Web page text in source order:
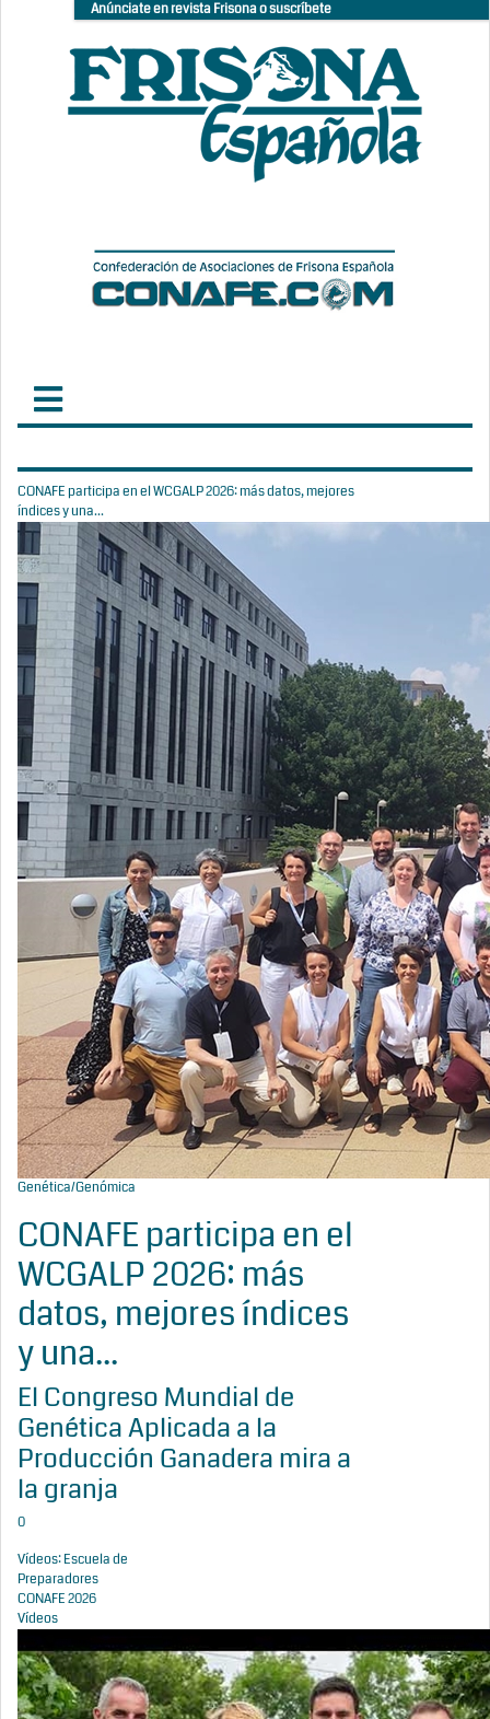
Anúnciate en revista Frisona o suscríbete
CONAFE participa en el WCGALP 2026: más datos, mejores
índices y una...
Genética/Genómica
CONAFE participa en el
WCGALP 2026: más
datos, mejores índices
y una...
El Congreso Mundial de
Genética Aplicada a la
Producción Ganadera mira a
la granja
0
Vídeos: Escuela de
Preparadores
CONAFE 2026
Vídeos